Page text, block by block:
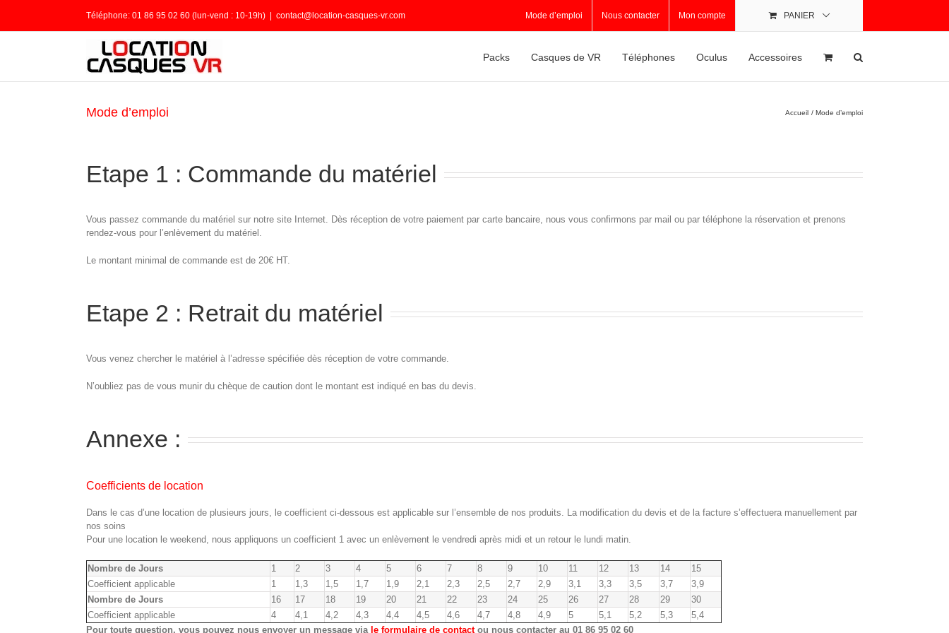
contenu
Téléphone: 01 86 95 02 60 (lun-vend : 10-19h) contact@location-casques-vr.com Mode d’emploi Nous contacter Mon compte PANIER
Packs Casques de VR Téléphones Oculus Accessoires
Mode d’emploi Accueil Mode d’emploi
Etape 1 : Commande du matériel
Vous passez commande du matériel sur notre site Internet. Dès réception de votre paiement par carte bancaire, nous vous confirmons par mail ou par téléphone la réservation et prenons
rendez-vous pour l’enlèvement du matériel.
Le montant minimal de commande est de 20€ HT.
Etape 2 : Retrait du matériel
Vous venez chercher le matériel à l’adresse spécifiée dès réception de votre commande.
N’oubliez pas de vous munir du chèque de caution dont le montant est indiqué en bas du devis.
Annexe :
Coefficients de location
Dans le cas d’une location de plusieurs jours, le coefficient ci-dessous est applicable sur l’ensemble de nos produits. La modification du devis et de la facture s’effectuera manuellement par
nos soins
Pour une location le weekend, nous appliquons un coefficient 1 avec un enlèvement le vendredi après midi et un retour le lundi matin.
Nombre de Jours 1 2 3 4 5 6 7 8 9 10 11 12 13 14
15
Coefficient applicable
1 1,3 1,5 1,7 1,9 2,1 2,3 2,5 2,7 2,9 3,1 3,3 3,5 3,7
3,9
Nombre de Jours
16 17 18 19 20 21 22 23 24 25 26 27 28 29
30
Coefficient applicable
4 4,1 4,2 4,3 4,4 4,5 4,6 4,7 4,8 4,9 5 5,1 5,2 5,3
5,4
Pour toute question, vous pouvez nous envoyer un message via le formulaire de contactou nous contacter au 01 86 95 02 60